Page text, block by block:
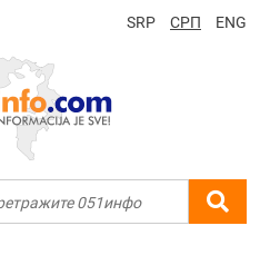
SRP СРП ENG